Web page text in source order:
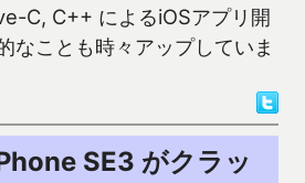
C, C++ によるiOSアプリ開
なことも時々アップしていま
SE3 がクラッ